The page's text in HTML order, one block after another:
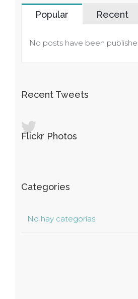
Popular
Recent
No posts have been
Recent Tweets
Flickr Photos
Categories
No hay categorías